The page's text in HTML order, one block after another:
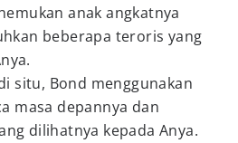
anak angkatnya
beberapa teroris yang
situ, Bond menggunakan
masa depannya dan
dilihatnya kepada Anya.